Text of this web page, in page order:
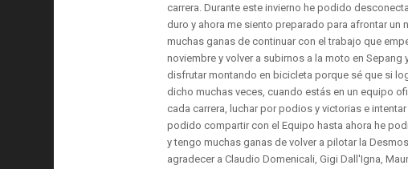
carrera. Durante este invierno he podido
duro y ahora me siento preparado para afrontar un
muchas ganas de continuar con el trabajo que
noviembre y volver a subirnos a la moto en
disfrutar montando en bicicleta porque sé que si
dicho muchas veces, cuando estás en un equipo
cada carrera, luchar por podios y victorias e
podido compartir con el Equipo hasta ahora he
y tengo muchas ganas de volver a pilotar la
agradecer a Claudio Domenicali, Gigi Dall'Igna,